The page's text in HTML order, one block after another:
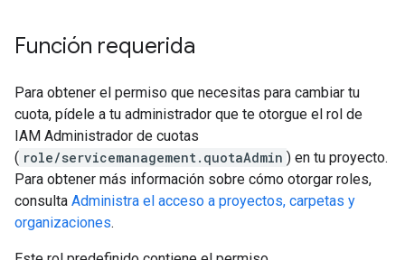
Función requerida
Para obtener el permiso que necesitas para cambiar tu
cuota, pídele a tu administrador que te otorgue el rol de
IAM Administrador de cuotas
( role/servicemanagement.quotaAdmin ) en tu proyecto.
Para obtener más información sobre cómo otorgar roles,
consulta Administra el acceso a proyectos, carpetas y
organizaciones.